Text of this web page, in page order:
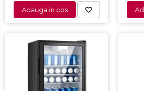
Adauga in cos